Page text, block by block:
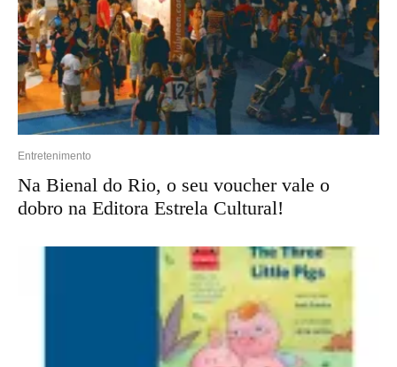
Entretenimento
Na Bienal do Rio, o seu voucher vale o
dobro na Editora Estrela Cultural!